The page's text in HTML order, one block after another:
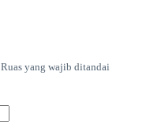
Ruas yang wajib ditandai